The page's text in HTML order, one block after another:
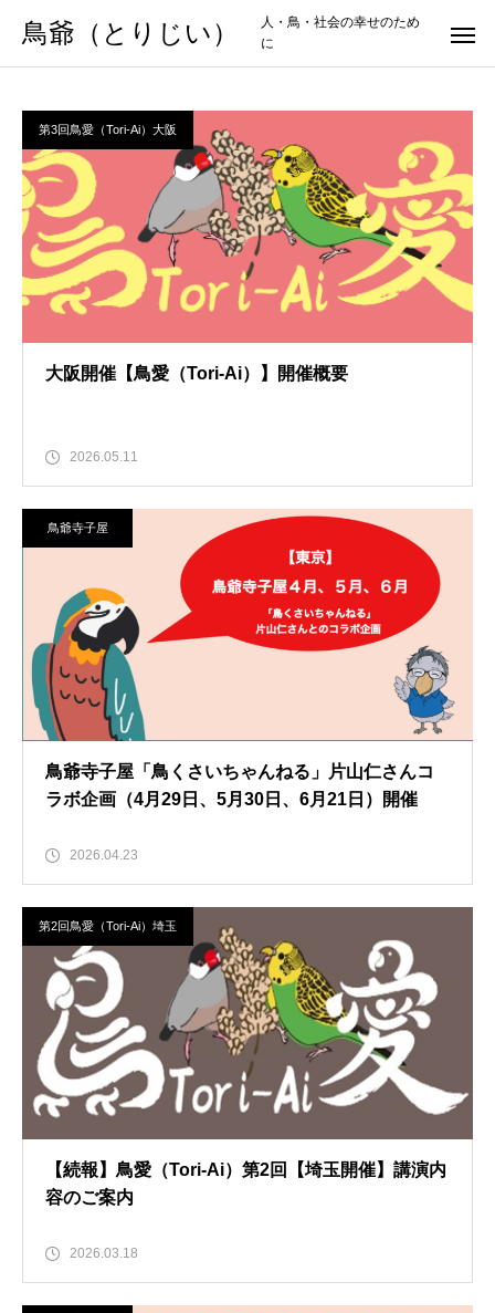
鳥爺（とりじい）
人・鳥・社会の幸せのため
に
第3回鳥愛（Tori-Ai）大阪
大阪開催【鳥愛（Tori-Ai）】開催概要
2026.05.11
鳥爺寺子屋
鳥爺寺子屋「鳥くさいちゃんねる」片山仁さんコ
ラボ企画（4月29日、5月30日、6月21日）開催
2026.04.23
第2回鳥愛（Tori-Ai）埼玉
【続報】鳥愛（Tori-Ai）第2回【埼玉開催】講演内
容のご案内
2026.03.18